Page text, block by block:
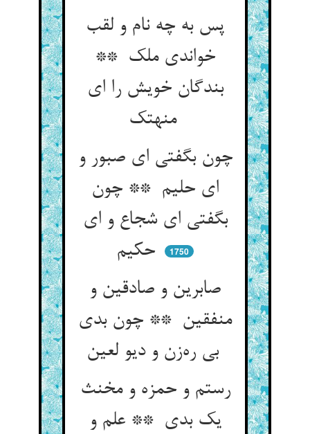
پس به چه نام و لقب
خواندی ملک **
بندگان خویش را ای
منهتک
چون بگفتی ای صبور و
ای حلیم ** چون
بگفتی ای شجاع و ای
1750
صابرین و صادقین و
منفقین ** چون بدی
بی ره‌زن و دیو لعین
رستم و حمزه و مخنث
یک بدی ** علم و